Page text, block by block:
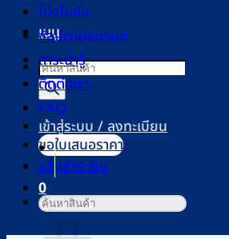
เมนู
Products
search
เข้าสู่ระบบ / ลงทะเบียน
0
ตะกร้าสินค้า
โปรโมชัน
ช้อปตามแบรนด์
สาระน่ารู้
ติดต่อเรา
FAQ
ขอใบเสนอราคา
แจ้งชำระเงิน
ค้นหา: